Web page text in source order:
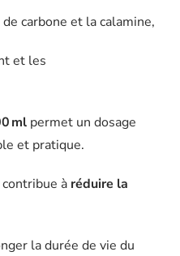
carbone et la calamine,
et les
ml permet un dosage
et pratique.
à réduire la
la durée de vie du